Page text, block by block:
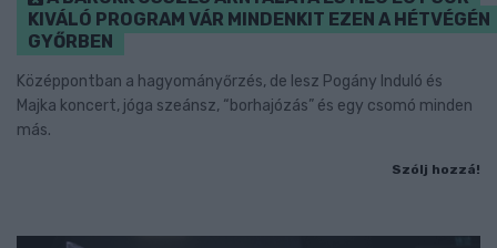
KIVÁLÓ PROGRAM VÁR MINDENKIT EZEN A HÉTVÉGÉN
GYŐRBEN
Középpontban a hagyományőrzés, de lesz Pogány Induló és
Majka koncert, jóga szeánsz, “borhajózás” és egy csomó minden
más.
Szólj hozzá!